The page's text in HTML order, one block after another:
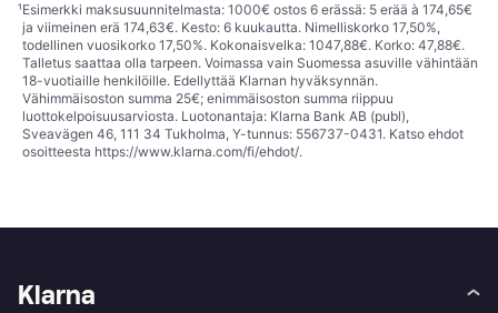
¹Esimerkki maksusuunnitelmasta: 1000€ ostos 6 erässä: 5 erää à 174,65€
ja viimeinen erä 174,63€. Kesto: 6 kuukautta. Nimelliskorko 17,50%,
todellinen vuosikorko 17,50%. Kokonaisvelka: 1047,88€. Korko: 47,88€.
Talletus saattaa olla tarpeen. Voimassa vain Suomessa asuville vähintään
18-vuotiaille henkilöille. Edellyttää Klarnan hyväksynnän.
Vähimmäisoston summa 25€; enimmäisoston summa riippuu
luottokelpoisuusarviosta. Luotonantaja: Klarna Bank AB (publ),
Sveavägen 46, 111 34 Tukholma, Y-tunnus: 556737-0431. Katso ehdot
osoitteesta https://www.klarna.com/fi/ehdot/.
Klarna